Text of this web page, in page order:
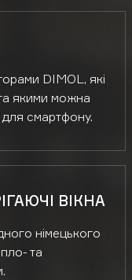
DIMOL, які
якими можна
смартфону.
ВІКНА
німецького
та